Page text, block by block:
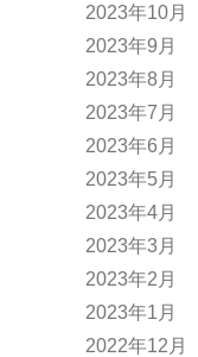
2023年10月
2023年9月
2023年8月
2023年7月
2023年6月
2023年5月
2023年4月
2023年3月
2023年2月
2023年1月
2022年12月